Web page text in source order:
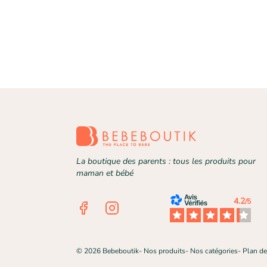
La boutique des parents : tous les produits pour
maman et bébé
FacebookInstagram 4.2/5
© 2026 Bebeboutik- Nos produits- Nos catégories- Plan